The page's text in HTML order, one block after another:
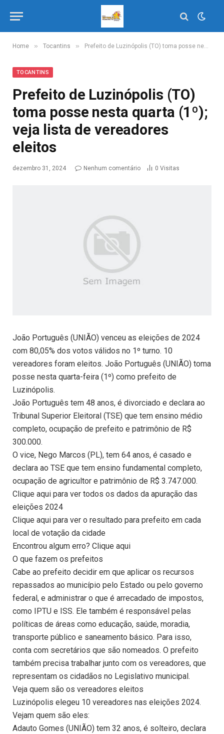
Home » Tocantins » Prefeito de Luzinópolis (TO) toma posse nesta quarta (1º); veja lista de vereadores eleitos
TOCANTINS
Prefeito de Luzinópolis (TO)
toma posse nesta quarta (1º);
veja lista de vereadores
eleitos
dezembro 31, 2024 Nenhum comentário 0 Visitas
João Português (UNIÃO) venceu as eleições de 2024
com 80,05% dos votos válidos no 1º turno. 10
vereadores foram eleitos. João Português (UNIÃO) toma
posse nesta quarta-feira (1º) como prefeito de
Luzinópolis.
João Português tem 48 anos, é divorciado e declara ao
Tribunal Superior Eleitoral (TSE) que tem ensino médio
completo, ocupação de prefeito e patrimônio de R$
300.000.
O vice, Nego Marcos (PL), tem 64 anos, é casado e
declara ao TSE que tem ensino fundamental completo,
ocupação de agricultor e patrimônio de R$ 3.747.000.
Clique aqui para ver todos os dados da apuração das
eleições 2024
Clique aqui para ver o resultado para prefeito em cada
local de votação da cidade
Encontrou algum erro? Clique aqui
O que fazem os prefeitos
Cabe ao prefeito decidir em que aplicar os recursos
repassados ao município pelo Estado ou pelo governo
federal, e administrar o que é arrecadado de impostos,
como IPTU e ISS. Ele também é responsável pelas
políticas de áreas como educação, saúde, moradia,
transporte público e saneamento básico. Para isso,
conta com secretários que são nomeados. O prefeito
também precisa trabalhar junto com os vereadores, que
representam os cidadãos no Legislativo municipal.
Veja quem são os vereadores eleitos
Luzinópolis elegeu 10 vereadores nas eleições 2024.
Vejam quem são eles:
Adauto Gomes (UNIÃO) tem 32 anos, é solteiro, declara